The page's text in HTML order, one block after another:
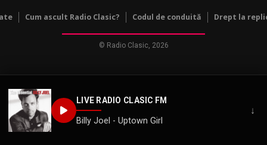
LIVE RADIO CLASIC FM
Billy Joel - Uptown Girl
↓
Cum ascult Radio Clasic? Codul de conduită Drept la
© Radio Clasic, 2026